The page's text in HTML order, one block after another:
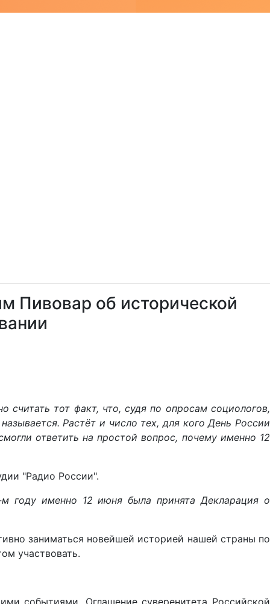
Пивовар об исторической
тот факт, что, судя по опросам социологов,
Растёт и число тех, для кого День России
ответить на простой вопрос, почему именно 12
"Радио России".
именно 12 июня была принята Декларация о
заниматься новейшей историей нашей страны по
участвовать.
событиями. Оглашение суверенитета Российской